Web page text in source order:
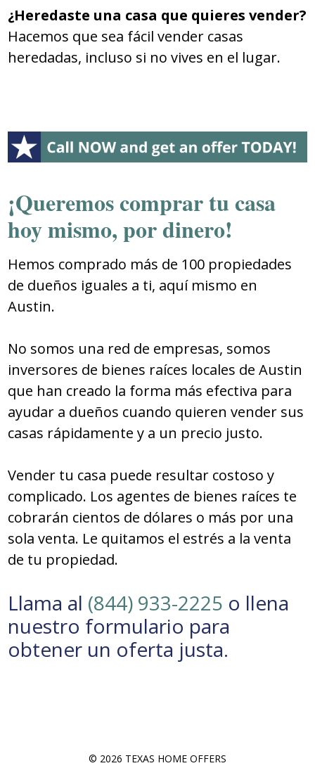
¿Heredaste una casa que quieres vender?
Hacemos que sea fácil vender casas
heredadas, incluso si no vives en el lugar.
¡Queremos comprar tu casa
hoy mismo, por dinero!
Hemos comprado más de 100 propiedades
de dueños iguales a ti, aquí mismo en
Austin.
No somos una red de empresas, somos
inversores de bienes raíces locales de Austin
que han creado la forma más efectiva para
ayudar a dueños cuando quieren vender sus
casas rápidamente y a un precio justo.
Vender tu casa puede resultar costoso y
complicado. Los agentes de bienes raíces te
cobrarán cientos de dólares o más por una
sola venta. Le quitamos el estrés a la venta
de tu propiedad.
Llama al (844) 933-2225 o llena
nuestro formulario para
obtener un oferta justa.
© 2026 TEXAS HOME OFFERS